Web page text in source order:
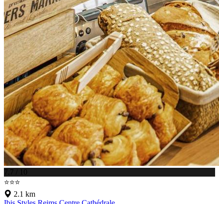
7.7 / 10
⭐⭐⭐
2.1 km